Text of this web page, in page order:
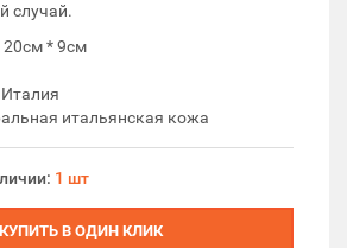
случай.
20см * 9см
Италия
итальянская кожа
1 шт
КУПИТЬ В ОДИН КЛИК